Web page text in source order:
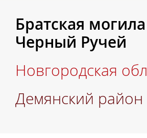
Братская
Черный Ручей
Новгородская
Демянский район